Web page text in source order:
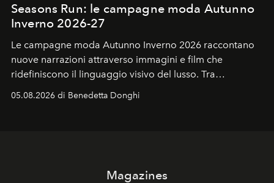
Seasons Run: le campagne moda Autunno
Inverno 2026-27
Le campagne moda Autunno Inverno 2026 raccontano
nuove narrazioni attraverso immagini e film che
ridefiniscono il linguaggio visivo del lusso. Tra
contemporanea e storytelling d'autore, le maison
05.08.2026 di Benedetta Donghi
Magazines